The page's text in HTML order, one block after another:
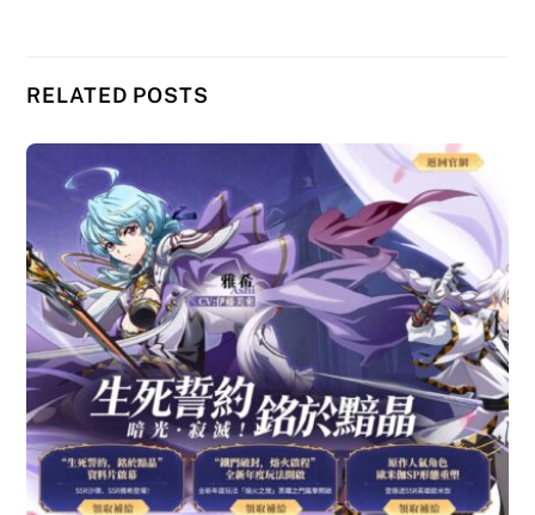
RELATED POSTS